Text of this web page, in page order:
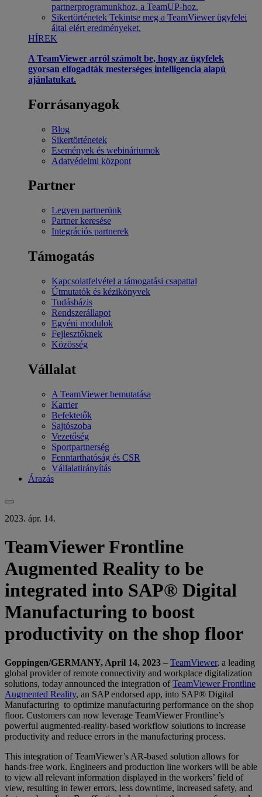
partnerprogramunkhoz, a TeamUP-hoz.
Sikertörténetek Tekintse meg a TeamViewer ügyfelei
által elért eredményeket.
HÍREK
A TeamViewer arról számolt be, hogy az ügyfelek
gyorsan elfogadták mesterséges intelligencia alapú
ajánlatukat.
Forrásanyagok
Blog
Sikertörténetek
Események és webináriumok
Adatvédelmi központ
Partner
Legyen partnerünk
Partner keresése
Integrációs partnerek
Támogatás
Kapcsolatfelvétel a támogatási csapattal
Útmutatók és kézikönyvek
Tudásbázis
Rendszerállapot
Egyéni modulok
Fejlesztőknek
Közösség
Vállalat
A TeamViewer bemutatása
Karrier
Befektetők
Sajtószoba
Vezetőség
Sportpartnerség
Fenntarthatóság és CSR
Vállalatirányítás
Árazás
2023. ápr. 14.
TeamViewer Frontline
Augmented Reality to be
integrated into SAP® Digital
Manufacturing to boost
productivity on the shop floor
Goppingen/GERMANY, April 14, 2023 – TeamViewer, a leading
global provider of remote connectivity and workplace digitalization
solutions, today announced the integration ofTeamViewer Frontline
Augmented Reality, an SAP endorsed app, into SAP® Digital
Manufacturing to optimize manufacturing performance on the shop
floor. Customers can now leverage TeamViewer Frontline’s
powerful augmented-reality-based workflow solutions to increase
productivity and reduce errors in the manufacturing process.
This integration of TeamViewer’s AR-based solution allows for
hands-free work. Engineers and production line workers will be able
to view all relevant information displayed in the workers’ field of
view, resulting in fewer errors, less downtime, increased safety, and